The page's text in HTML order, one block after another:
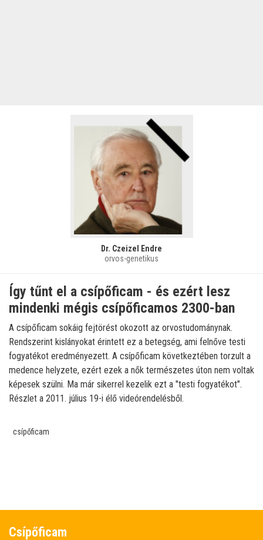
Dr. Czeizel Endre
orvos-genetikus
Így tűnt el a csípőficam - és ezért lesz
mindenki mégis csípőficamos 2300-ban
A csípőficam sokáig fejtörést okozott az orvostudománynak.
Rendszerint kislányokat érintett ez a betegség, ami felnőve testi
fogyatékot eredményezett. A csípőficam következtében torzult a
medence helyzete, ezért ezek a nők természetes úton nem voltak
képesek szülni. Ma már sikerrel kezelik ezt a "testi fogyatékot".
Részlet a 2011. július 19-i élő videórendelésből.
csípőficam
Csípőficam